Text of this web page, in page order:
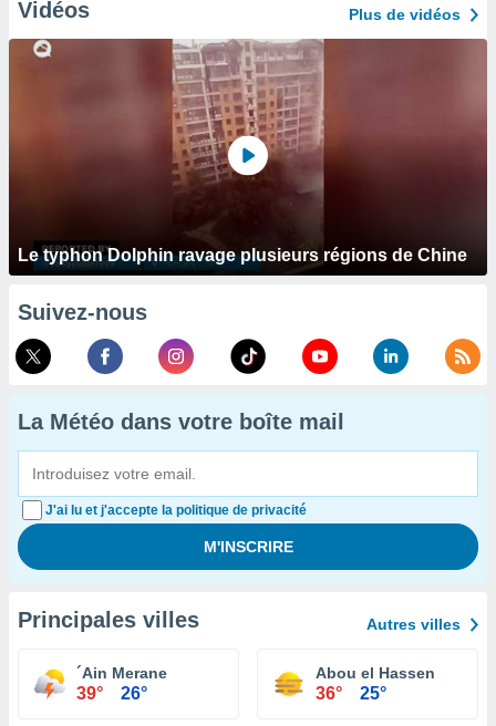
Vidéos Plus de vidéos
Le typhon Dolphin ravage plusieurs régions de Chine
Suivez-nous
La Météo dans votre boîte mail
J'ai lu et j'accepte la politique de privacité
Principales villes Autres villes
´Ain Merane
39° 26°
Abou el Hassen
36° 25°